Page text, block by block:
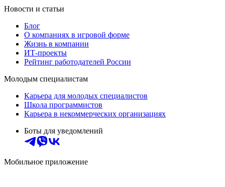
Новости и статьи
Блог
О компаниях в игровой форме
Жизнь в компании
ИТ-проекты
Рейтинг работодателей России
Молодым специалистам
Карьера для молодых специалистов
Школа программистов
Карьера в некоммерческих организациях
Боты для уведомлений
Мобильное приложение